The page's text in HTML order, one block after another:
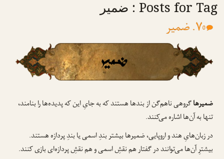
Posts for Tag : ضمیر
۷. ضمیر 0
ضمیرهاگروهی ناهم‌گن از بندها هستند که به جایِ این که پدیده‌ها را بنامند،
تنها به آن‌ها اشاره می‌کنند.
در زبان‌هایِ هند و اروپایی، ضمیرها بیشتر بندِ اسمی یا بندِ پردازه هستند.
بیشترِ آن‌ها می‌توانند در گفتار هم نقشِ اسمی و هم نقشِ پردازه‌ای بازی کنند.